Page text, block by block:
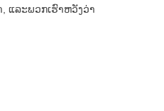
ແລະພວກເຮົາຫວັງວ່າ